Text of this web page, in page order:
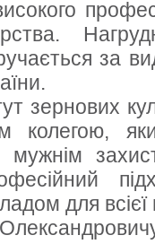
за
зернових
колегою,
мужнім
для